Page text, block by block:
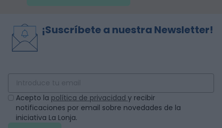
¡Suscríbete a nuestra Newsletter!
Acepto la política de privacidad y recibir
notificaciones por email sobre novedades de la
iniciativa La Lonja.